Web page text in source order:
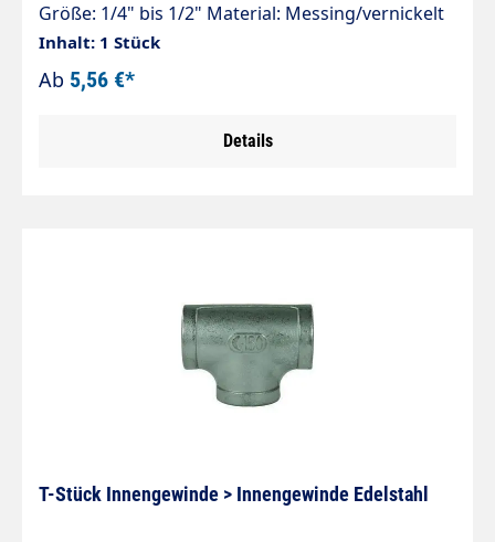
Größe: 1/4" bis 1/2" Material: Messing/vernickelt
150 bar
Inhalt: 1 Stück
Ab 5,56 €*
Details
T-Stück Innengewinde > Innengewinde Edelstahl